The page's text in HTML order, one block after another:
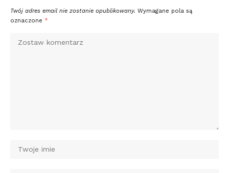
Twój adres email nie zostanie opublikowany. Wymagane pola są
oznaczone *